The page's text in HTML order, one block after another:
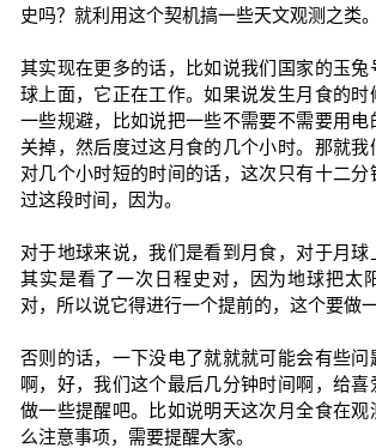
史吗？就利用这个契机搞一些天文观测之类。
其实现在更多的话，比如说我们国家的玉兔
球上面，它正在工作。如果说发生月食的时
一些规避，比如说把一些不需要不需要用电
关掉，然后度过这月食的几个小时。那就我
对几个小时短的时间的话，这次只有十二
过这段时间，因为。
对于地球来说，我们是看到月食，对于月球
其实是看了一次日程史对，因为地球把太
对，所以说它得进行一个提前的，这个要做
否则的话，一下没电了就就就可能会有些问
啊，好，我们这个最后几分钟时间啊，给喜
做一些提醒吧。比如说明天这次月全食在观
么注意事项，需要提醒大家。